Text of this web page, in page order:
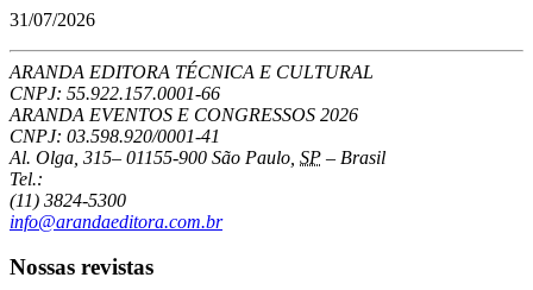
31/07/2026
ARANDA EDITORA TÉCNICA E CULTURAL
CNPJ: 55.922.157.0001-66
ARANDA EVENTOS E CONGRESSOS 2026
CNPJ: 03.598.920/0001-41
Al. Olga, 315– 01155-900 São Paulo SP – Brasil
Tel.:
(11) 3824-5300
info@arandaeditora.com.br
Nossas revistas